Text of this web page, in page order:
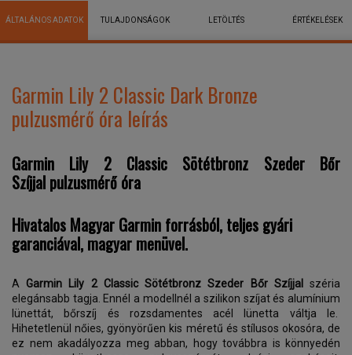
ÁLTALÁNOS ADATOK TULAJDONSÁGOK LETÖLTÉS ÉRTÉKELÉSEK
Garmin Lily 2 Classic Dark Bronze
pulzusmérő óra leírás
Garmin Lily 2 Classic Sötétbronz Szeder Bőr
Szíjjal pulzusmérő óra
Hivatalos Magyar Garmin forrásból, teljes gyári
garanciával, magyar menüvel.
AGarmin Lily 2 Classic Sötétbronz Szeder Bőr Szíjjalszéria
elegánsabb tagja. Ennél a modellnél a szilikon szíjat és alumínium
lünettát, bőrszíj és rozsdamentes acél lünetta váltja le.
Hihetetlenül nőies, gyönyörűen kis méretű és stílusos okosóra, de
ez nem akadályozza meg abban, hogy továbbra is könnyedén